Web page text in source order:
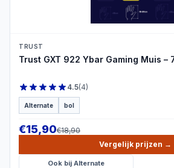
TRUST
Trust GXT 922 Ybar Gaming Muis –
4.5(4)
Alternate bol
€15,90€18,90
Vergelijk prijzen →
Ook bij Alternate